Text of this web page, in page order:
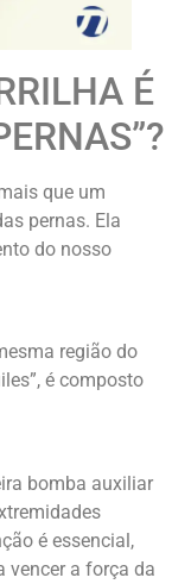
É
que um
pernas. Ela
do nosso
região do
é composto
bomba auxiliar
é essencial,
vencer a força da